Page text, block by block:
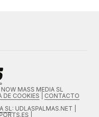
MASS MEDIA SL
DE COOKIES
CONTACTO
SL: UDLASPALMAS.NET |
|